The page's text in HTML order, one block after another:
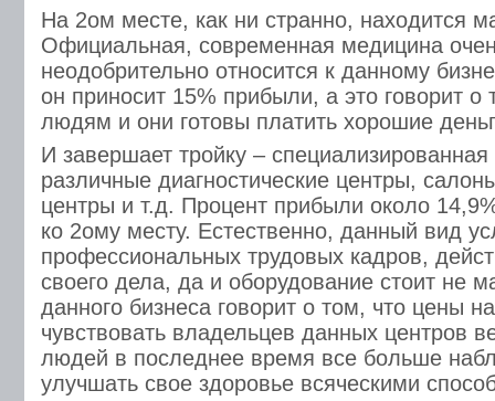
На 2ом месте, как ни странно, находится
Официальная, современная медицина
неодобрительно относится к данному
он приносит 15% прибыли, а это говорит о
людям и они готовы платить хорошие
И завершает тройку –
различные диагностические центры,
центры и т.д. Процент прибыли около
ко 2ому месту. Естественно, данный вид
профессиональных трудовых кадров,
своего дела, да и оборудование стоит не
данного бизнеса говорит о том, что цены
чувствовать владельцев данных центров
людей в последнее время все больше
улучшать свое здоровье всяческими